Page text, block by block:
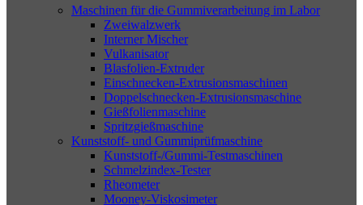
Maschinen für die Gummiverarbeitung im Labor
Zweiwalzwerk
Interner Mischer
Vulkanisator
Blasfolien-Extruder
Einschnecken-Extrusionsmaschinen
Doppelschnecken-Extrusionsmaschine
Gießfolienmaschine
Spritzgießmaschine
Kunststoff- und Gummiprüfmaschine
Kunststoff-/Gummi-Testmaschinen
Schmelzindex-Tester
Rheometer
Mooney-Viskosimeter